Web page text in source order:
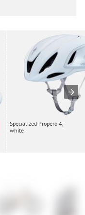
Specialized Propero 4,
white